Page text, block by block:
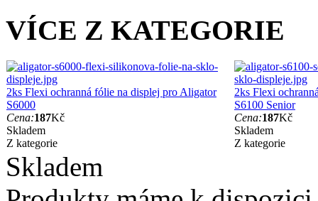
VÍCE Z KATEGORIE
2ks Flexi ochranná fólie na displej pro Aligator
S6000
Cena:187Kč
Skladem
Z kategorie
2ks Flexi
S6100 Senior
Cena:187Kč
Skladem
Z kategorie
Skladem